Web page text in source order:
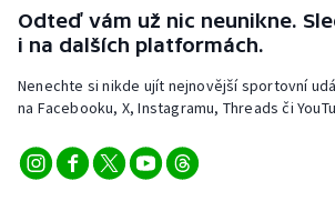
Odteď vám už nic neunikne.
i na dalších platformách.
Nenechte si nikde ujít nejnovější sportovní
na Facebooku, X, Instagramu, Threads či